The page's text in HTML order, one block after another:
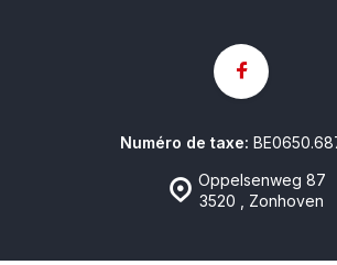
Oppelsenweg 87
3520 , Zonhoven
Numéro de taxe: